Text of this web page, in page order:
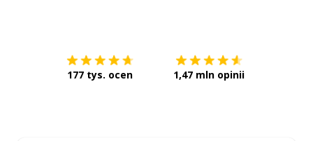
177 tys. ocen 1,47 mln opinii